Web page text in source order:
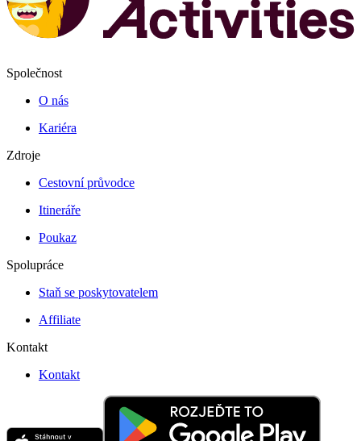
Společnost
O nás
Kariéra
Zdroje
Cestovní průvodce
Itineráře
Poukaz
Spolupráce
Staň se poskytovatelem
Affiliate
Kontakt
Kontakt